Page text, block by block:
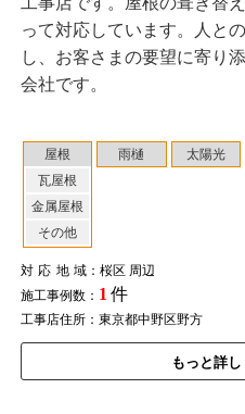
屋根
瓦屋根
金属屋根
その他
雨樋 太陽光
対応地域：桜区 周辺
施工事例数： 1 件
工事店住所：東京都中野区野方
もっと詳
って対応しています。人と
し、お客さまの要望に寄り
会社です。